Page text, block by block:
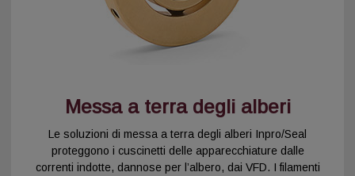
Messa a terra degli alberi
Le soluzioni di messa a terra degli alberi Inpro/Seal
proteggono i cuscinetti delle apparecchiature dalle
correnti indotte, dannose per l’albero, dai VFD. I filamenti